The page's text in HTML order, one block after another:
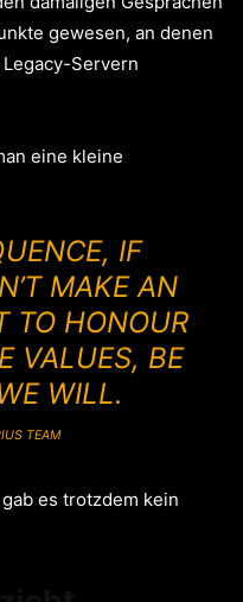
gewesen, an denen
Servern
eine kleine
IF
MAKE AN
TO HONOUR
VALUES, BE
WILL.
TEAM
es trotzdem kein